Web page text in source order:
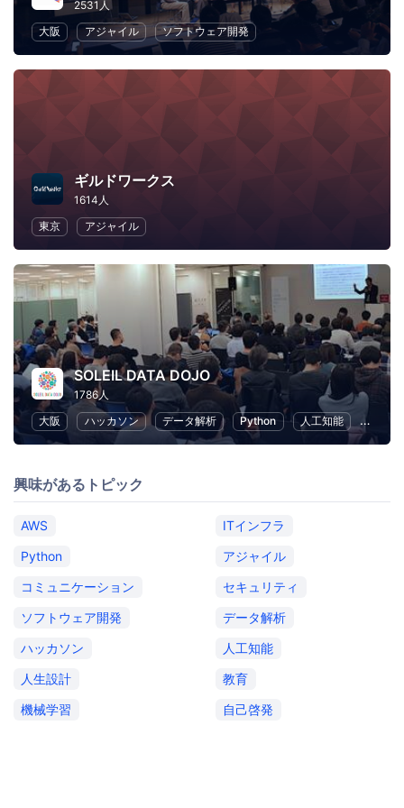
2531人
大阪
アジャイル ソフトウェア開発
ギルドワークス
1614人
東京
アジャイル
SOLEIL DATA DOJO
1786人
大阪
ハッカソン データ解析 Python 人工知能 機械学
興味があるトピック
AWS
ITインフラ
Python
アジャイル
コミュニケーション
セキュリティ
ソフトウェア開発
データ解析
ハッカソン
人工知能
人生設計
教育
機械学習
自己啓発